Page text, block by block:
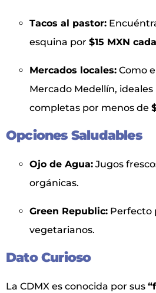
Tacos al pastor:
esquina por $15 MXN
Mercados locales: Como
Mercado Medellín,
completas por menos de
Opciones Saludables
Ojo de Agua: Jugos
orgánicas.
Green Republic: Perfecto
vegetarianos.
Dato Curioso
La CDMX es conocida por sus